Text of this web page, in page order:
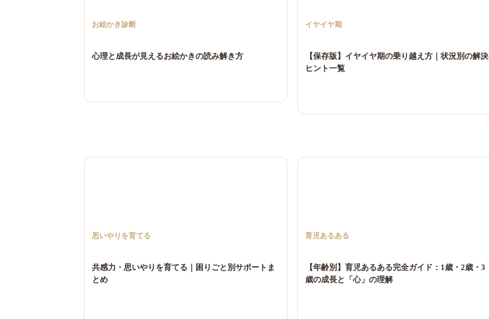
お絵かき診断
心理と成長が見えるお絵かきの読み解き方
イヤイヤ期
【保存版】イヤイヤ期の乗り越え方｜状況別の解決
ヒント一覧
思いやりを育てる
共感力・思いやりを育てる｜困りごと別サポートま
とめ
育児あるある
【年齢別】育児あるある完全ガイド：1歳・2歳・3
歳の成長と「心」の理解